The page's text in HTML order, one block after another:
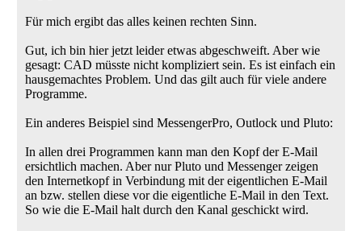
Für mich ergibt das alles keinen rechten Sinn.
Gut, ich bin hier jetzt leider etwas abgeschweift. Aber wie
gesagt: CAD müsste nicht kompliziert sein. Es ist einfach ein
hausgemachtes Problem. Und das gilt auch für viele andere
Programme.
Ein anderes Beispiel sind MessengerPro, Outlock und Pluto:
In allen drei Programmen kann man den Kopf der E-Mail
ersichtlich machen. Aber nur Pluto und Messenger zeigen
den Internetkopf in Verbindung mit der eigentlichen E-Mail
an bzw. stellen diese vor die eigentliche E-Mail in den Text.
So wie die E-Mail halt durch den Kanal geschickt wird.